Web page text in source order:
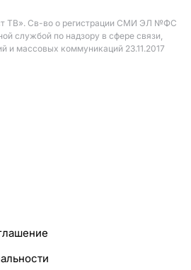
ТВ». Св-во о регистрации СМИ ЭЛ №ФС
службой по надзору в сфере связи,
и массовых коммуникаций 23.11.2017